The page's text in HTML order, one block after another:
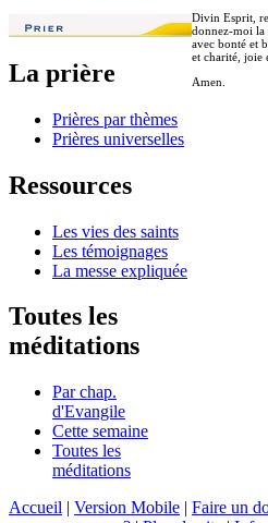
La prière
Prières par thèmes
Prières universelles
Ressources
Les vies des saints
Les témoignages
La messe expliquée
Toutes les
méditations
Par chap.
d'Evangile
Cette semaine
Toutes les
méditations
Divin Esprit,
donnez-moi la
avec bonté et
et charité, joie
Amen.
Accueil | Version Mobile | Faire un